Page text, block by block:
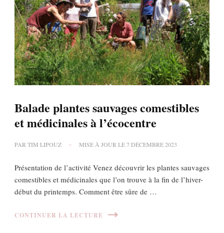
Balade plantes sauvages comestibles
et médicinales à l’écocentre
PAR TIM LIPOUZ MISE À JOUR LE7 DÉCEMBRE 2023
Présentation de l’activité Venez découvrir les plantes sauvages
comestibles et médicinales que l’on trouve à la fin de l’hiver-
début du printemps. Comment être sûre de …
CONTINUER LA LECTURE